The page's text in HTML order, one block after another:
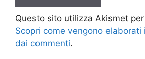
Questo sito utilizza Akismet
Scopri come vengono
dai commenti.